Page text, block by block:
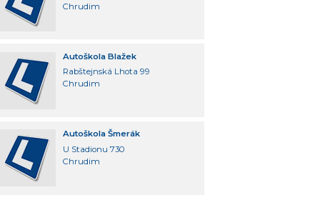
Chrudim
Autoškola Blažek
Rabštejnská Lhota 99
Chrudim
Autoškola Šmerák
U Stadionu 730
Chrudim